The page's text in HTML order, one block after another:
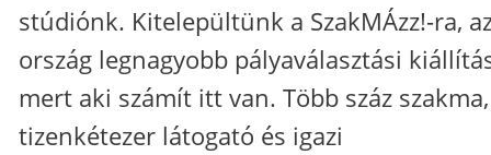
stúdiónk. Kitelepültünk a SzakMÁzz!-ra,
ország legnagyobb pályaválasztási
mert aki számít itt van. Több száz szakma,
tizenkétezer látogató és igazi